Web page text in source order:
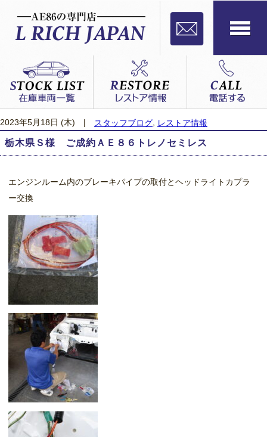
2023年5月18日 (木) スタッフブログ, レストア情報
栃木県Ｓ様 ご成約ＡＥ８６トレノセミレス
エンジンルーム内のブレーキパイプの取付とヘッドライトカプラ
ー交換